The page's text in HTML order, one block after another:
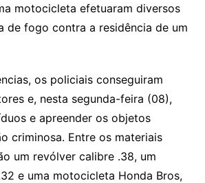
motocicleta efetuaram diversos
de fogo contra a residência de um
os policiais conseguiram
e, nesta segunda-feira (08),
e apreender os objetos
criminosa. Entre os materiais
um revólver calibre .38, um
e uma motocicleta Honda Bros,